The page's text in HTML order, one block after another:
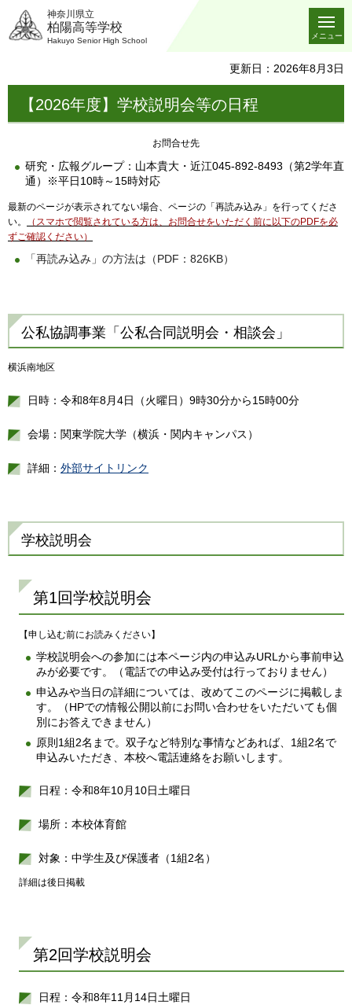
神奈川県立
柏陽高等学校
Hakuyo Senior High School
メニュー
更新日：2026年8月3日
【2026年度】学校説明会等の日程
お問合せ先
研究・広報グループ：山本貴大・近江045-892-8493（第2学年直
通）※平日10時～15時対応
最新のページが表示されてない場合、ページの「再読み込み」を行ってくださ
い。
（スマホで閲覧されている方は、お問合せをいただく前に以下のPDFを必
ずご確認ください）
「再読み込み」の方法は（PDF：826KB）
公私協調事業「公私合同説明会・相談会」
横浜南地区
日時：令和8年8月4日（火曜日）9時30分から15時00分
会場：関東学院大学（横浜・関内キャンパス）
詳細： 外部サイトリンク
学校説明会
第1回学校説明会
【申し込む前にお読みください】
学校説明会への参加には本ページ内の申込みURLから事前申込
みが必要です。（電話での申込み受付は行っておりません）
申込みや当日の詳細については、改めてこのページに掲載しま
す。（HPでの情報公開以前にお問い合わせをいただいても個
別にお答えできません）
原則1組2名まで。双子など特別な事情などあれば、1組2名で
申込みいただき、本校へ電話連絡をお願いします。
日程：令和8年10月10日土曜日
場所：本校体育館
対象：中学生及び保護者（1組2名）
詳細は後日掲載
第2回学校説明会
日程：令和8年11月14日土曜日